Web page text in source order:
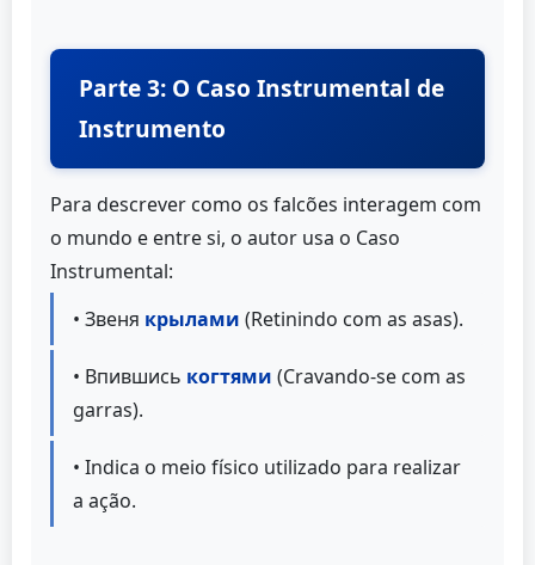
Parte 3: O Caso Instrumental de
Instrumento
Para descrever como os falcões interagem com
o mundo e entre si, o autor usa o Caso
Instrumental:
• Звеня крылами (Retinindo com as asas).
• Впившись когтями (Cravando-se com as
garras).
• Indica o meio físico utilizado para realizar
a ação.